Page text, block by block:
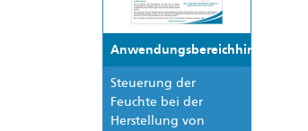
Anwendungsbereichhinweis
Steuerung der
Feuchte bei der
Herstellung von